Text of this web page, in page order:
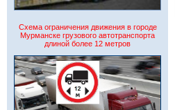
Схема ограничения движения в городе
Мурманске грузового автотранспорта
длиной более 12 метров